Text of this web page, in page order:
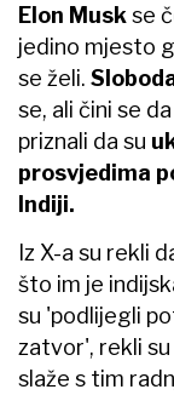
Elon Musk se
jedino mjesto
se želi.
se, ali čini se
priznali da su
prosvjedima
Indiji.
Iz X-a su rekli
što im je
su 'podlijegli
zatvor', rekli su
slaže s tim